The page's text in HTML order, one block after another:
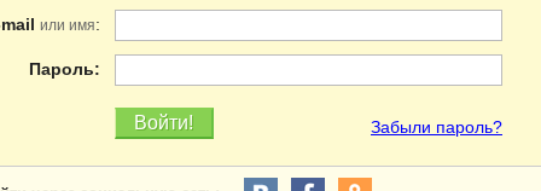
или имя:
Пароль:
Забыли пароль?